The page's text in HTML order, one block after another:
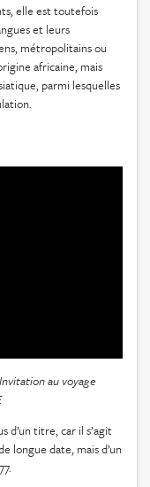
elle est toutefois
et leurs
métropolitains ou
africaine, mais
parmi lesquelles
Invitation au voyage
d’un titre, car il s’agit
longue date, mais d’un